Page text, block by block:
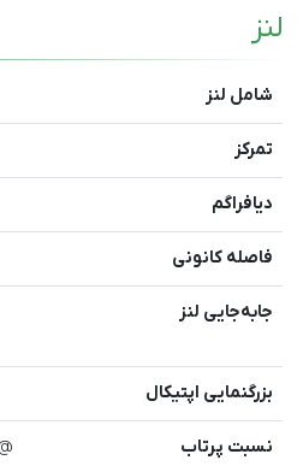
لنز
شامل لنز
تمرکز
دیافراگم
فاصله کانونی
جا‌به‌جایی لنز
بزرگنمایی اپتیکال
نسبت پرتاب